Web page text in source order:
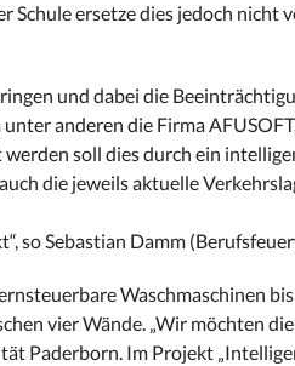
ersetze dies jedoch nicht
und dabei die
anderen die Firma
soll dies durch ein
die jeweils aktuelle
so Sebastian Damm
Waschmaschinen
vier Wände. „Wir möchten
Paderborn. Im Projekt